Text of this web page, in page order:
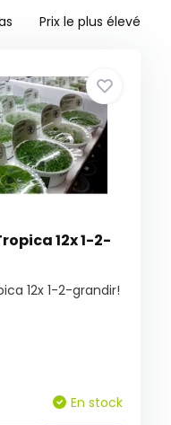
Prix le plus élevé
12x 1-2-
12x 1-2-grandir!
En stock